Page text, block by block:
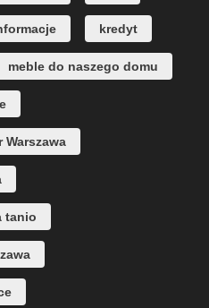
kredyt
meble do naszego domu
Warszawa
tanio